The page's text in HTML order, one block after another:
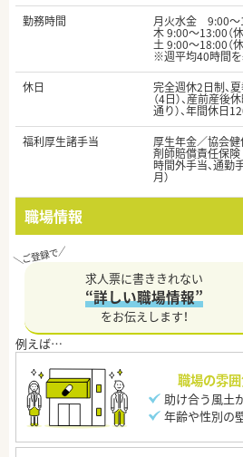
勤務時間
月火水金 9:00～
木 9:00～13:00（
土 9:00～18:00（
※週平均40時間
休日
完全週休2日制、夏
（4日）、産前産後
通り）、年間休日
福利厚生諸手当
厚生年金／協会
剤師賠償責任保険
時間外手当、通勤
月）
職場情報
求人票に書ききれない
“詳しい職場情報”
をお伝えします！
職場の雰
助け合う風土
年齢や性別の